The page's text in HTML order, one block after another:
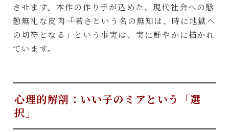
させます。本作の作り手が込めた、現代社会への慇
懃無礼な皮肉――「若さという名の無知は、時に地獄へ
の切符となる」という事実は、実に鮮やかに描かれ
ています。
心理的解剖：いい子のミアという「選
択」